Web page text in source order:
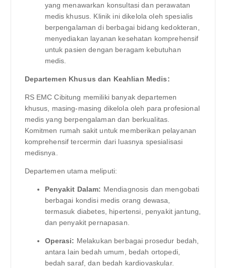
yang menawarkan konsultasi dan perawatan
medis khusus. Klinik ini dikelola oleh spesialis
berpengalaman di berbagai bidang kedokteran,
menyediakan layanan kesehatan komprehensif
untuk pasien dengan beragam kebutuhan
medis.
Departemen Khusus dan Keahlian Medis:
RS EMC Cibitung memiliki banyak departemen
khusus, masing-masing dikelola oleh para profesional
medis yang berpengalaman dan berkualitas.
Komitmen rumah sakit untuk memberikan pelayanan
komprehensif tercermin dari luasnya spesialisasi
medisnya.
Departemen utama meliputi:
Penyakit Dalam: Mendiagnosis dan mengobati
berbagai kondisi medis orang dewasa,
termasuk diabetes, hipertensi, penyakit jantung,
dan penyakit pernapasan.
Operasi: Melakukan berbagai prosedur bedah,
antara lain bedah umum, bedah ortopedi,
bedah saraf, dan bedah kardiovaskular.